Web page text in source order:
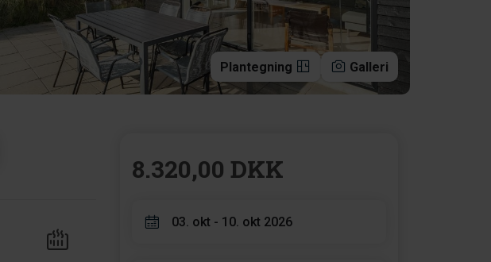
Plantegning Galleri
8.320,00 DKK
03. okt - 10. okt 2026